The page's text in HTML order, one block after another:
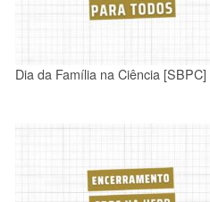
Dia da Família na Ciência [SBPC]